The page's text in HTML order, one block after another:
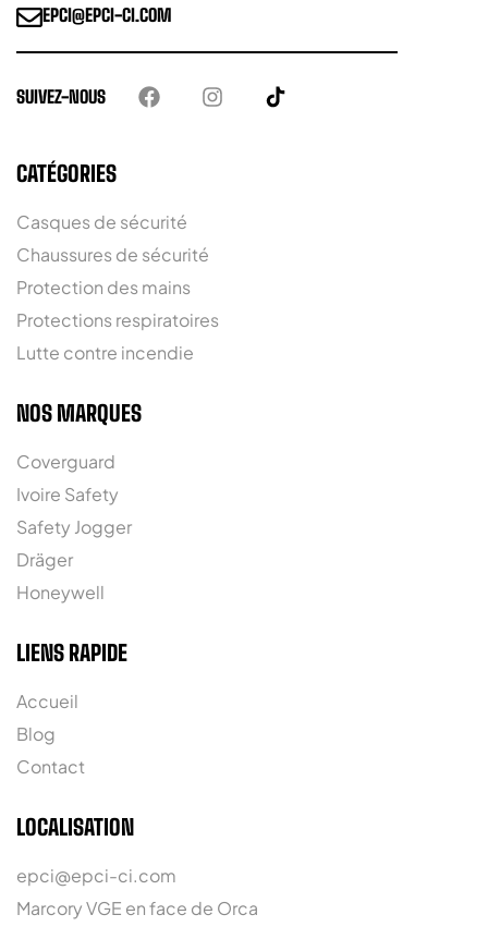
EPCI@EPCI-CI.COM
SUIVEZ-NOUS
CATÉGORIES
Casques de sécurité
Chaussures de sécurité
Protection des mains
Protections respiratoires
Lutte contre incendie
NOS MARQUES
Coverguard
Ivoire Safety
Safety Jogger
Dräger
Honeywell
LIENS RAPIDE
Accueil
Blog
Contact
LOCALISATION
epci@epci-ci.com
Marcory VGE en face de Orca